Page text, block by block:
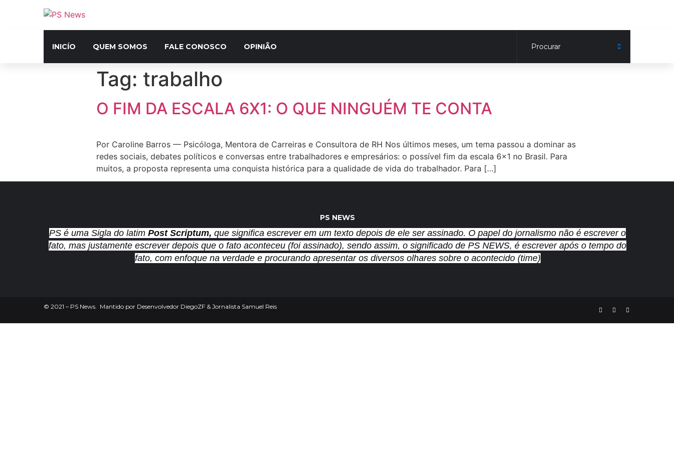
INICÍO QUEM SOMOS FALE CONOSCO OPINIÃO
Tag: trabalho
O FIM DA ESCALA 6X1: O QUE NINGUÉM TE CONTA
Por Caroline Barros — Psicóloga, Mentora de Carreiras e Consultora de RH Nos últimos meses, um tema passou a dominar as
redes sociais, debates políticos e conversas entre trabalhadores e empresários: o possível fim da escala 6×1 no Brasil. Para
muitos, a proposta representa uma conquista histórica para a qualidade de vida do trabalhador. Para […]
PS NEWS
PS é uma Sigla do latim Post Scriptum, que significa escrever em um texto depois de ele ser assinado. O papel do jornalismo não é escrever o
fato, mas justamente escrever depois que o fato aconteceu (foi assinado), sendo assim, o significado de PS NEWS, é escrever após o tempo do
fato, com enfoque na verdade e procurando apresentar os diversos olhares sobre o acontecido (time)
© 2021 – PS News. Mantido por Desenvolvedor DiegoZF & Jornalista Samuel Reis